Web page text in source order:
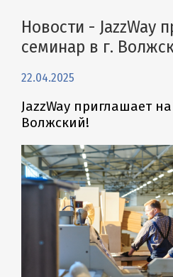
Новости - JazzWay
семинар в г.
22.04.2025
JazzWay приглашает
Волжский!